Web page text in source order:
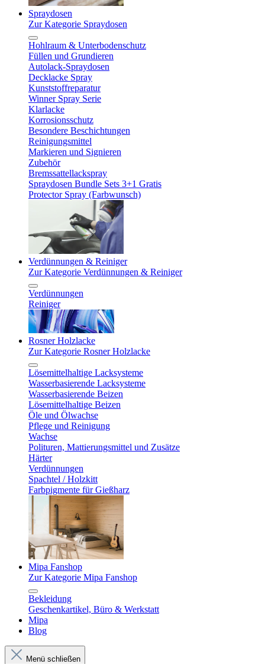
Spraydosen
Zur Kategorie Spraydosen
Hohlraum & Unterbodenschutz
Füllen und Grundieren
Autolack-Spraydosen
Decklacke Spray
Kunststoffreparatur
Winner Spray Serie
Klarlacke
Korrosionsschutz
Besondere Beschichtungen
Reinigungsmittel
Markieren und Signieren
Zubehör
Bremssattellackspray
Spraydosen Bundle Sets 3+1 Gratis
Protector Spray (Farbwunsch)
Verdünnungen & Reiniger
Zur Kategorie Verdünnungen & Reiniger
Verdünnungen
Reiniger
Rosner Holzlacke
Zur Kategorie Rosner Holzlacke
Lösemittelhaltige Lacksysteme
Wasserbasierende Lacksysteme
Wasserbasierende Beizen
Lösemittelhaltige Beizen
Öle und Ölwachse
Pflege und Reinigung
Wachse
Polituren, Mattierungsmittel und Zusätze
Härter
Verdünnungen
Spachtel / Holzkitt
Farbpigmente für Gießharz
Mipa Fanshop
Zur Kategorie Mipa Fanshop
Bekleidung
Geschenkartikel, Büro & Werkstatt
Mipa
Blog
Menü schließen